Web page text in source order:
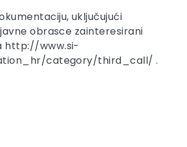
uključujući
obrasce zainteresirani
http://www.si-
category/third_call/ .